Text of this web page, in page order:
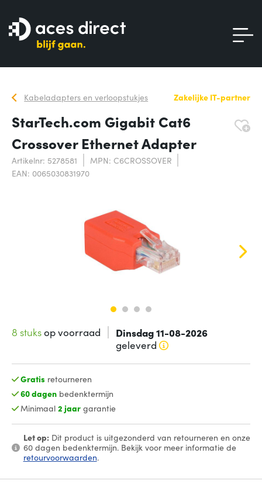
Kabeladapters en verloopstukjes Zakelijke IT-partner
StarTech.com Gigabit Cat6
Crossover Ethernet Adapter
Artikelnr: 5278581
MPN: C6CROSSOVER
EAN: 0065030831970
8 stuksop voorraad Dinsdag 11-08-2026
geleverd
Gratis retourneren
60 dagenbedenktermijn
Minimaal 2 jaargarantie
Let op:Dit product is uitgezonderd van retourneren en onze
60 dagen bedenktermijn. Bekijk voor meer informatie de
retourvoorwaarden.